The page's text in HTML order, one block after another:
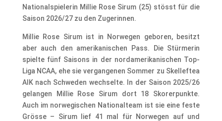
Nationalspielerin Millie Rose Sirum (25) stösst für die
Saison 2026/27 zu den Zugerinnen.
Millie Rose Sirum ist in Norwegen geboren, besitzt
aber auch den amerikanischen Pass. Die Stürmerin
spielte fünf Saisons in der nordamerikanischen Top-
Liga NCAA, ehe sie vergangenen Sommer zu Skelleftea
AIK nach Schweden wechselte. In der Saison 2025/26
gelangen Millie Rose Sirum dort 18 Skorerpunkte.
Auch im norwegischen Nationalteam ist sie eine feste
Grösse – Sirum lief 41 mal für Norwegen auf und